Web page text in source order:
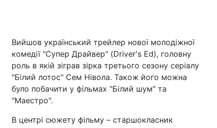
Головна Війна
Україна Політика
Економіка
Спорт Наука
Вийшов український трейлер нової молодіжної
комедії "Супер Драйвер" (Driver's Ed), головну
роль в якій зіграв зірка третього сезону серіалу
"Білий лотос" Сем Нівола. Також його можна
було побачити у фільмах "Білий шум" та
"Маестро".
В центрі сюжету фільму – старшокласник